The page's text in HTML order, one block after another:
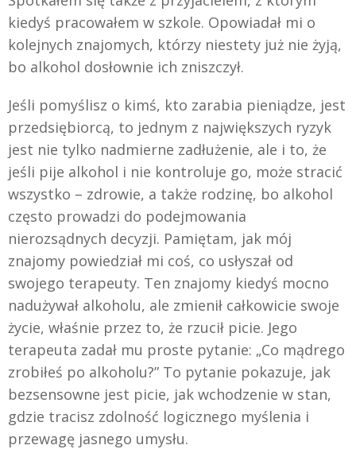
kiedyś pracowałem w szkole. Opowiadał mi o
kolejnych znajomych, którzy niestety już nie żyją,
bo alkohol dosłownie ich zniszczył.
Jeśli pomyślisz o kimś, kto zarabia pieniądze, jest
przedsiębiorcą, to jednym z największych ryzyk
jest nie tylko nadmierne zadłużenie, ale i to, że
jeśli pije alkohol i nie kontroluje go, może stracić
wszystko – zdrowie, a także rodzinę, bo alkohol
często prowadzi do podejmowania
nierozsądnych decyzji. Pamiętam, jak mój
znajomy powiedział mi coś, co usłyszał od
swojego terapeuty. Ten znajomy kiedyś mocno
nadużywał alkoholu, ale zmienił całkowicie swoje
życie, właśnie przez to, że rzucił picie. Jego
terapeuta zadał mu proste pytanie: „Co mądrego
zrobiłeś po alkoholu?” To pytanie pokazuje, jak
bezsensowne jest picie, jak wchodzenie w stan,
gdzie tracisz zdolność logicznego myślenia i
przewagę jasnego umysłu.